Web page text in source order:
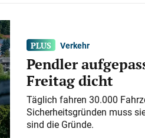
Verkehr
Pendler
Freitag dicht
Täglich fahren 30.000
Sicherheitsgründen muss
sind die Gründe.